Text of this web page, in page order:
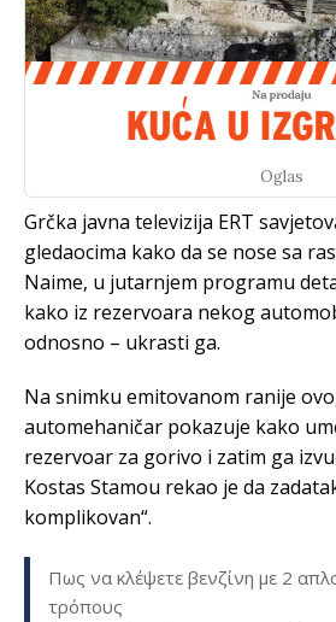
Oglas
Grčka javna televizija ERT
gledaocima kako da se nose sa
Naime, u jutarnjem programu
kako iz rezervoara nekog
odnosno – ukrasti ga.
Na snimku emitovanom ranije
automehaničar pokazuje kako
rezervoar za gorivo i zatim ga
Kostas Stamou rekao je da
komplikovan“.
Πως να κλέψετε βενζίνη με 2
τρόπους